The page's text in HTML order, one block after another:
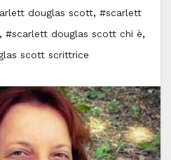
douglas scott, #scarlett
, #scarlett douglas scott chi è,
scott scrittrice